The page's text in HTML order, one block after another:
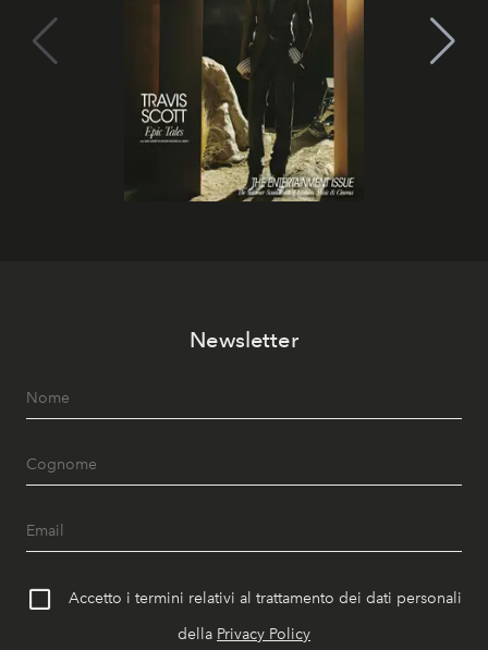
Newsletter
Accetto i termini relativi al trattamento dei dati personali
della Privacy Policy